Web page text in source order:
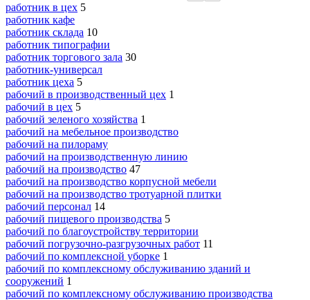
работник в цех 5
работник кафе
работник склада 10
работник типографии
работник торгового зала 30
работник-универсал
работник цеха 5
рабочий в производственный цех 1
рабочий в цех 5
рабочий зеленого хозяйства 1
рабочий на мебельное производство
рабочий на пилораму
рабочий на производственную линию
рабочий на производство 47
рабочий на производство корпусной мебели
рабочий на производство тротуарной плитки
рабочий персонал 14
рабочий пищевого производства 5
рабочий по благоустройству территории
рабочий погрузочно-разгрузочных работ 11
рабочий по комплексной уборке 1
рабочий по комплексному обслуживанию зданий и
сооружений 1
рабочий по комплексному обслуживанию производства